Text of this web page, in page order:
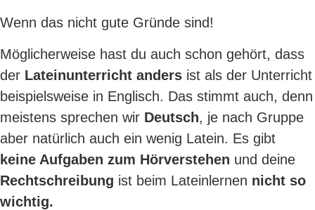
Wenn das nicht gute Gründe sind!
Möglicherweise hast du auch schon gehört, dass
der Lateinunterricht anders ist als der Unterricht
beispielsweise in Englisch. Das stimmt auch, denn
meistens sprechen wir Deutsch, je nach Gruppe
aber natürlich auch ein wenig Latein. Es gibt
keine Aufgaben zum Hörverstehen und deine
Rechtschreibung ist beim Lateinlernen nicht so
wichtig.